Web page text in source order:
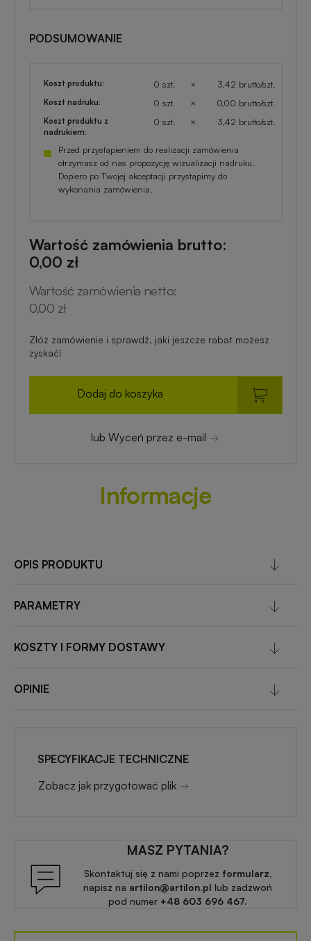
PODSUMOWANIE
Koszt produktu: 0 szt. × 3,42 brutto/szt.
Koszt nadruku: 0 szt. × 0,00 brutto/szt.
Koszt produktu z
nadrukiem:
0 szt. × 3,42 brutto/szt.
Przed przystąpieniem do realizacji zamówienia
otrzymasz od nas propozycję wizualizacji nadruku.
Dopiero po Twojej akceptacji przystąpimy do
wykonania zamówienia.
Wartość zamówienia brutto:
0,00 zł
Wartość zamówienia netto:
0,00 zł
Złóż zamówienie i sprawdź, jaki jeszcze rabat możesz
zyskać!
Dodaj do koszyka
lub Wyceń przez e-mail
Informacje
OPIS PRODUKTU
PARAMETRY
KOSZTY I FORMY DOSTAWY
OPINIE
SPECYFIKACJE TECHNICZNE
Zobacz jak przygotować plik
MASZ PYTANIA?
Skontaktuj się z nami poprzez formularz,
napisz na artilon@artilon.pl lub zadzwoń
pod numer +48 603 696 467.